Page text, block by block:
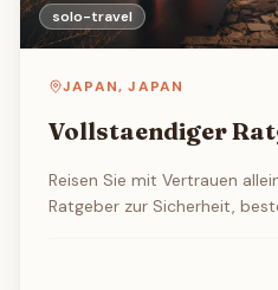
solo-travel
JAPAN,JAPAN
Vollstaendiger
Reisen Sie mit Vertrauen
Ratgeber zur Sicherheit,